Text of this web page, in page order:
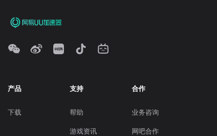
产品
下载
支持
帮助
游戏资讯
合作
业务咨询
网吧合作